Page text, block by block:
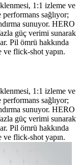
1:1 izleme ve
sağlıyor;
sunuyor. HERO
güç verimi sunarak
Pil ömrü hakkında
ve flick-shot yapın.
1:1 izleme ve
sağlıyor;
sunuyor. HERO
güç verimi sunarak
Pil ömrü hakkında
ve flick-shot yapın.